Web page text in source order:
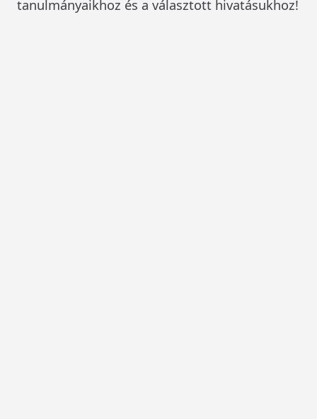
tanulmányaikhoz és a választott hivatásukhoz!